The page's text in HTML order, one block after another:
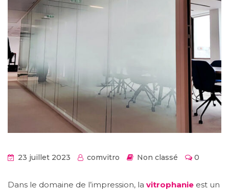
23 juillet 2023 comvitro Non classé 0
Dans le domaine de l’impression, la vitrophanie est un